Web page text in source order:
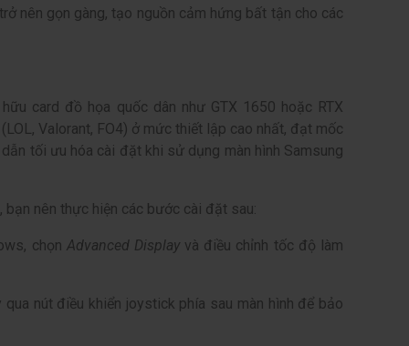
nên gọn gàng, tạo nguồn cảm hứng bất tận cho các
card đồ họa quốc dân như GTX 1650 hoặc RTX
Valorant, FO4) ở mức thiết lập cao nhất, đạt mốc
tối ưu hóa cài đặt khi sử dụng màn hình Samsung
nên thực hiện các bước cài đặt sau:
chọn Advanced Displayvà điều chỉnh tốc độ làm
nút điều khiển joystick phía sau màn hình để bảo